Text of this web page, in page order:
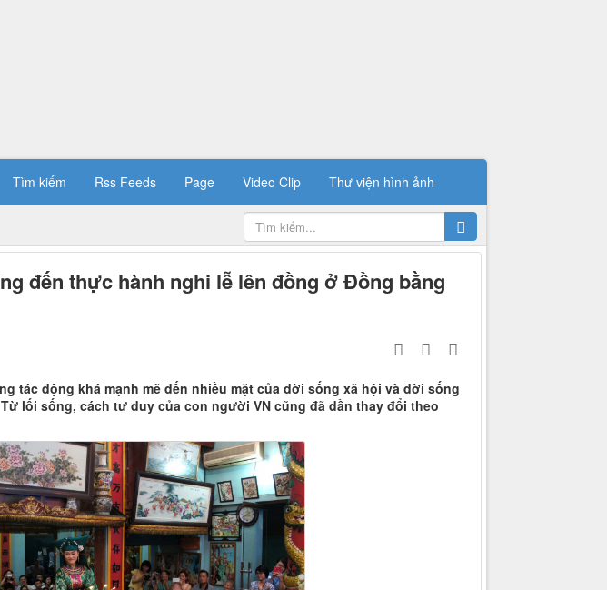
Tìm kiếm Rss Feeds Page Video Clip Thư viện hình ảnh
đến thực hành nghi lễ lên đồng ở Đồng bằng
tác động khá mạnh mẽ đến nhiều mặt của đời sống xã hội và đời sống
lối sống, cách tư duy của con người VN cũng đã dần thay đổi theo